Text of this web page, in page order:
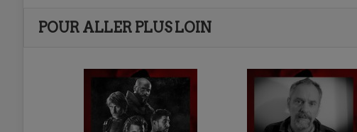
POUR ALLER PLUS LOIN